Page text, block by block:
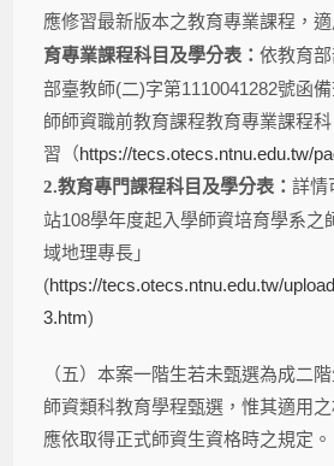
應修習最新版本之教育專業課程，
育專業課程科目及學分表：依教育
部臺教師(二)字第1110041282號函
師師資職前教育課程教育專業課程
習（https://tecs.otecs.ntnu.edu.tw/
2.教育專門課程科目及學分表：詳情
站108學年度起入學師資培育學系之
域地理專長」
(https://tecs.otecs.ntnu.edu.tw/
3.htm)
（五）本案一階生若未甄選為成二
師資類科教育學程甄選，惟其適用
應依取得正式師資生資格時之規定。